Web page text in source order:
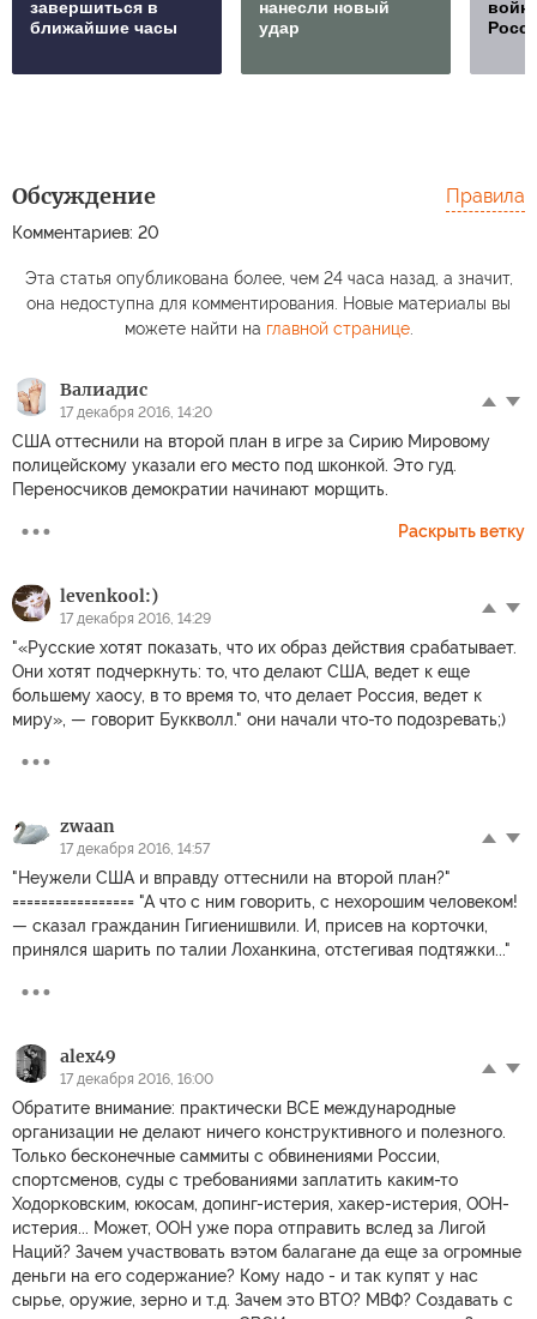
завершиться в
ближайшие часы
нанесли новый
удар
Обсуждение
Комментариев: 20
Правила
Эта статья опубликована более, чем 24 часа назад, а значит,
она недоступна для комментирования. Новые материалы вы
можете найти на главной странице.
Валиадис
17 декабря 2016, 14:20
США оттеснили на второй план в игре за Сирию Мировому
полицейскому указали его место под шконкой. Это гуд.
Переносчиков демократии начинают морщить.
Раскрыть ветку
levenkool:)
17 декабря 2016, 14:29
"«Русские хотят показать, что их образ действия срабатывает.
Они хотят подчеркнуть: то, что делают США, ведет к еще
большему хаосу, в то время то, что делает Россия, ведет к
миру», — говорит Буккволл." они начали что-то подозревать;)
zwaan
17 декабря 2016, 14:57
"Неужели США и вправду оттеснили на второй план?"
================= "А что с ним говорить, с нехорошим человеком!
— сказал гражданин Гигиенишвили. И, присев на корточки,
принялся шарить по талии Лоханкина, отстегивая подтяжки..."
alex49
17 декабря 2016, 16:00
Обратите внимание: практически ВСЕ международные
организации не делают ничего конструктивного и полезного.
Только бесконечные саммиты с обвинениями России,
спортсменов, суды с требованиями заплатить каким-то
Ходорковским, юкосам, допинг-истерия, хакер-истерия, ООН-
истерия... Может, ООН уже пора отправить вслед за Лигой
Наций? Зачем участвовать вэтом балагане да еще за огромные
деньги на его содержание? Кому надо - и так купят у нас
сырье, оружие, зерно и т.д. Зачем это ВТО? МВФ? Создавать с